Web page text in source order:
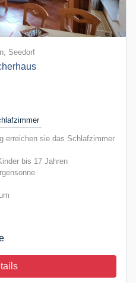
Seedorf
erreichen sie das Schlafzimmer
bis 17 Jahren